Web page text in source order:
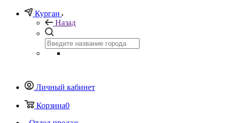
Курган
Назад
Личный кабинет
Корзина0